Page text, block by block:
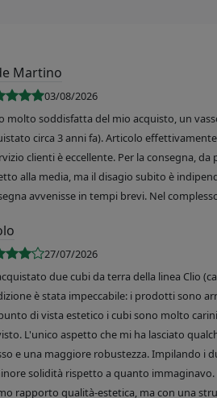
Martino
03/08/2026
molto soddisfatta del mio acquisto, un
circa 3 anni fa). Articolo
clienti è eccellente. Per la consegna,
alla media, ma il disagio subito è
avvenisse in tempi brevi. Nel
27/07/2026
due cubi da terra della linea Clio
è stata impeccabile: i prodotti sono
di vista estetico i cubi sono molto
L'unico aspetto che mi ha lasciato
e una maggiore robustezza. Impilando i
solidità rispetto a quanto
rapporto qualità-estetica, ma con una